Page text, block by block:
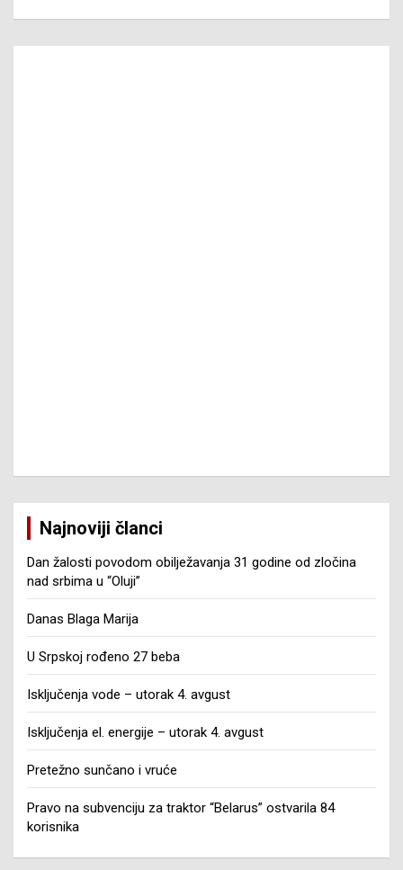
Najnoviji članci
Dan žalosti povodom obilježavanja 31 godine od zločina
nad srbima u “Oluji”
Danas Blaga Marija
U Srpskoj rođeno 27 beba
Isključenja vode – utorak 4. avgust
Isključenja el. energije – utorak 4. avgust
Pretežno sunčano i vruće
Pravo na subvenciju za traktor “Belarus” ostvarila 84
korisnika